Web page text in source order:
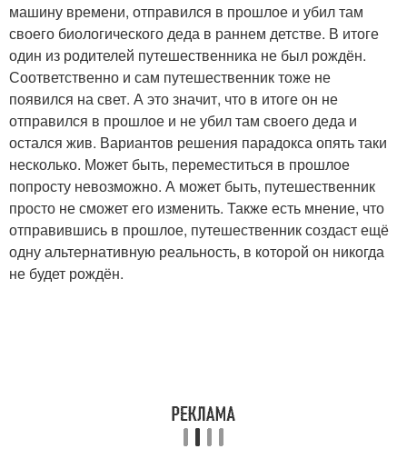
машину времени, отправился в прошлое и убил там
своего биологического деда в раннем детстве. В итоге
один из родителей путешественника не был рождён.
Соответственно и сам путешественник тоже не
появился на свет. А это значит, что в итоге он не
отправился в прошлое и не убил там своего деда и
остался жив. Вариантов решения парадокса опять таки
несколько. Может быть, переместиться в прошлое
попросту невозможно. А может быть, путешественник
просто не сможет его изменить. Также есть мнение, что
отправившись в прошлое, путешественник создаст ещё
одну альтернативную реальность, в которой он никогда
не будет рождён.